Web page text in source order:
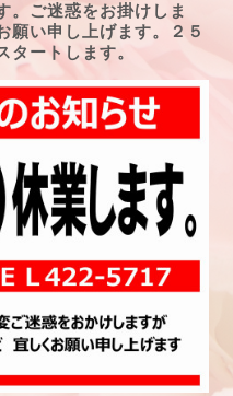
。ご迷惑をお掛けしま
願い申し上げます。２５
タートします。